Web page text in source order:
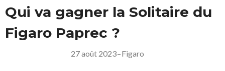
Qui va gagner la Solitaire du
Figaro Paprec ?
27 août 2023–Figaro